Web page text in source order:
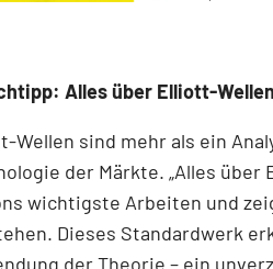
Alles über Elliott-Wellen
Wellen sind mehr als ein
der Märkte. „Alles
wichtigste Arbeiten und
Dieses Standardwerk
der Theorie – ein